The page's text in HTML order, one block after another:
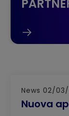
News 02/
Nuova